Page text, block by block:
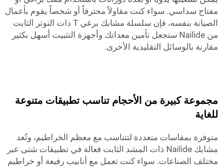
مفتاح سداسي. سواء كنت مقاولاً محترفاً أو شخصاً يقوم بأعمال
الصيانة بنفسه، فإن سلسلة مشابك برغي T ذات التوتر الثابت
من Nailide ستجعل تأمين معداتك وأجهزة التثبيت أسهل بكثير
مقارنة بالوسائل التقليدية الأخرى.
مجموعة كبيرة من الأحجام تناسب تطبيقات متنوعة
للغاية
متوفرة بمقاسات متعددة لتتناسب مع معظم الخراطيم، وتُعد
مشابك Nailide ذات المشد الثابت فعالة في تطبيقات شتى عبر
مختلف الصناعات. سواء كنت تعمل مع أنابيب رفيعة أو خراطيم